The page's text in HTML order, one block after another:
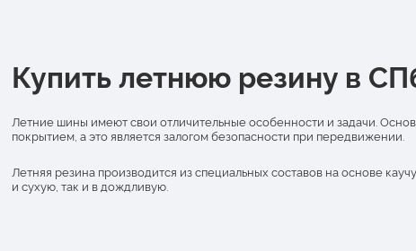
Купить летнюю резину в
Летние шины имеют свои отличительные особенности и задачи.
покрытием, а это является залогом безопасности при передвижении.
Летняя резина производится из специальных составов на основе
и сухую, так и в дождливую.